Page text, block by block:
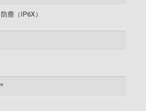
塵（IP6X）